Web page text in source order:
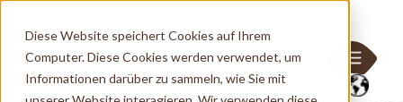
Diese Website speichert Cookies auf Ihrem
Computer. Diese Cookies werden verwendet, um
Informationen darüber zu sammeln, wie Sie mit